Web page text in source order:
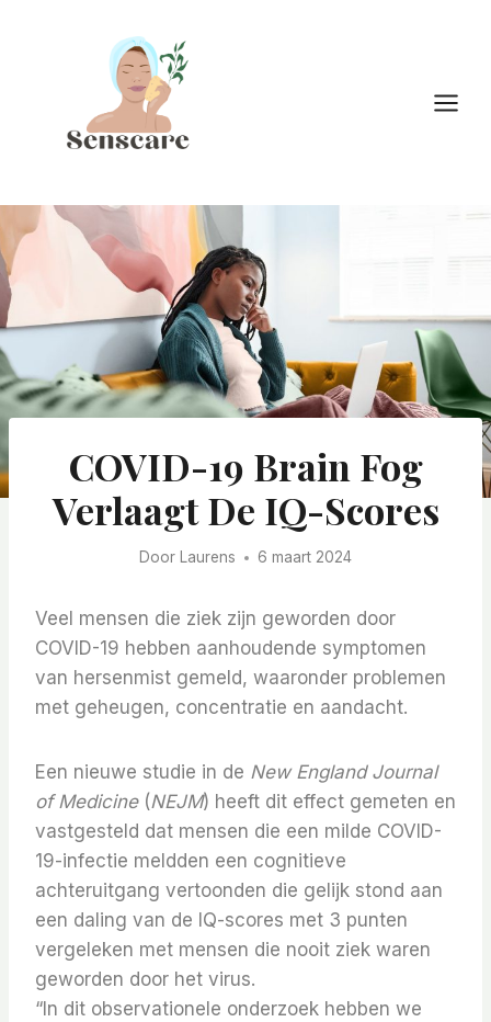
COVID-19 Brain Fog
Verlaagt De IQ-Scores
Door Laurens 6 maart 2024
Veel mensen die ziek zijn geworden door
COVID-19 hebben aanhoudende symptomen
van hersenmist gemeld, waaronder problemen
met geheugen, concentratie en aandacht.
Een nieuwe studie in de New England Journal
of Medicine (NEJM) heeft dit effect gemeten en
vastgesteld dat mensen die een milde COVID-
19-infectie meldden een cognitieve
achteruitgang vertoonden die gelijk stond aan
een daling van de IQ-scores met 3 punten
vergeleken met mensen die nooit ziek waren
geworden door het virus.
“In dit observationele onderzoek hebben we